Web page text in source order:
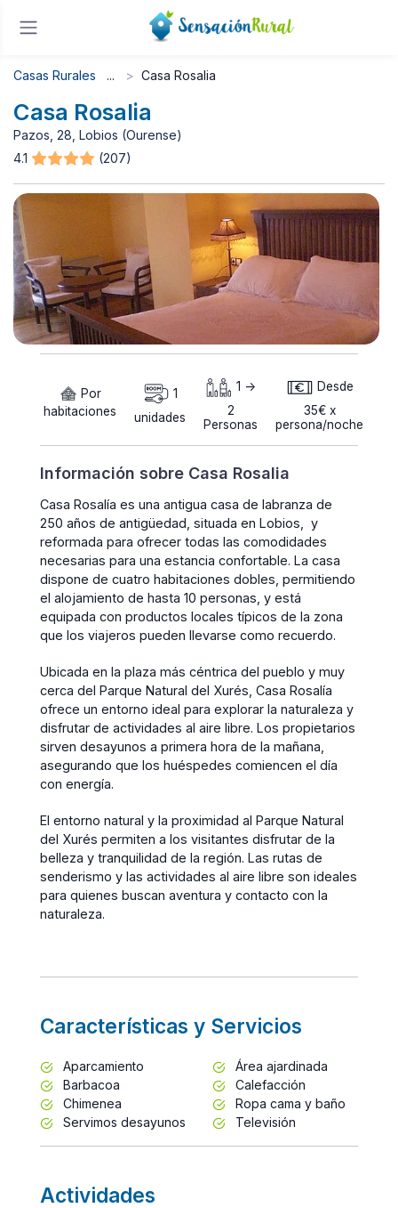
Casas Rurales Casa Rosalia
Casa Rosalia
Pazos, 28, Lobios (Ourense)
4.1
(207)
Por
habitaciones
1
unidades
1 ->
2
Personas
Desde
35€ x
persona/noche
Información sobre Casa Rosalia
Casa Rosalía es una antigua casa de labranza de
250 años de antigüedad, situada en Lobios, y
reformada para ofrecer todas las comodidades
necesarias para una estancia confortable. La casa
dispone de cuatro habitaciones dobles, permitiendo
el alojamiento de hasta 10 personas, y está
equipada con productos locales típicos de la zona
que los viajeros pueden llevarse como recuerdo.
Ubicada en la plaza más céntrica del pueblo y muy
cerca del Parque Natural del Xurés, Casa Rosalía
ofrece un entorno ideal para explorar la naturaleza y
disfrutar de actividades al aire libre. Los propietarios
sirven desayunos a primera hora de la mañana,
asegurando que los huéspedes comiencen el día
con energía.
El entorno natural y la proximidad al Parque Natural
del Xurés permiten a los visitantes disfrutar de la
belleza y tranquilidad de la región. Las rutas de
senderismo y las actividades al aire libre son ideales
para quienes buscan aventura y contacto con la
naturaleza.
Características y Servicios
Aparcamiento
Área ajardinada
Barbacoa
Calefacción
Chimenea
Ropa cama y baño
Servimos desayunos
Televisión
Actividades